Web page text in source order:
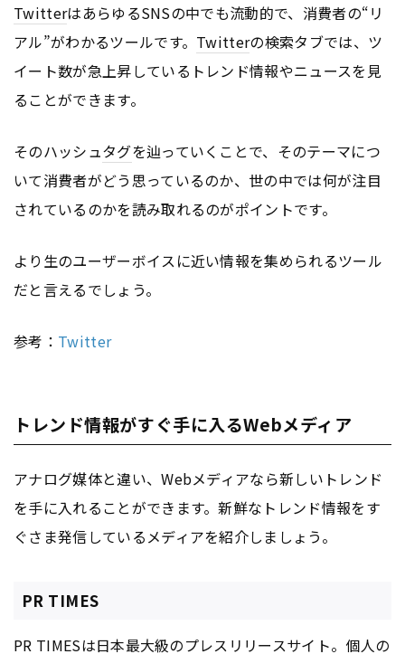
TwitterはあらゆるSNSの中でも流動的で、消費者の“リ
アル”がわかるツールです。 Twitterの検索タブでは、ツ
イート数が急上昇しているトレンド情報やニュースを見
ることができます。
そのハッシュタグを辿っていくことで、そのテーマにつ
いて消費者がどう思っているのか、世の中では何が注目
されているのかを読み取れるのがポイントです。
より生のユーザーボイスに近い情報を集められるツール
だと言えるでしょう。
参考： Twitter
トレンド情報がすぐ手に入るWebメディア
アナログ媒体と違い、Webメディアなら新しいトレンド
を手に入れることができます。新鮮なトレンド情報をす
ぐさま発信しているメディアを紹介しましょう。
PR TIMES
PR TIMESは日本最大級のプレスリリースサイト。個人の